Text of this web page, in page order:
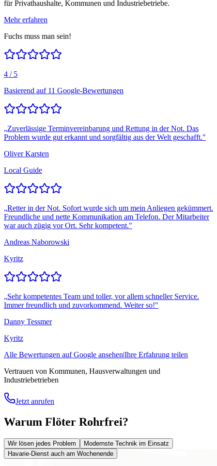
für Privathaushalte, Kommunen und Industriebetriebe.
Mehr erfahren
Fuchs muss man sein!
4 / 5
Basierend auf 11 Google-Bewertungen
„Zuverlässige Terminvereinbarung und Rettung in der Not. Das
Problem wurde gut erkannt und sorgfältig aus der Welt geschafft."
Oliver Karsten
Local Guide
„Retter in der Not. Sofort wurde sich um mein Anliegen gekümmert.
Freundliche und nette Kommunikation am Telefon. Der Mitarbeiter
war auch zügig vor Ort. Sehr kompetent."
Andreas Naborowski
Kyritz
„Sehr kompetentes Team und toller, vor allem schneller Service.
Immer freundlich und zuvorkommend. Weiter so!"
Danny Tessmer
Kyritz
Alle Bewertungen auf Google ansehen|Ihre Erfahrung teilen
Vertrauen von Kommunen, Hausverwaltungen und
Industriebetrieben
Jetzt anrufen
Warum Flöter Rohrfrei?
Wir lösen jedes Problem
Modernste Technik im Einsatz
Havarie-Dienst auch am Wochenende